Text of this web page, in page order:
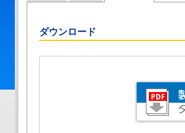
ダウンロード